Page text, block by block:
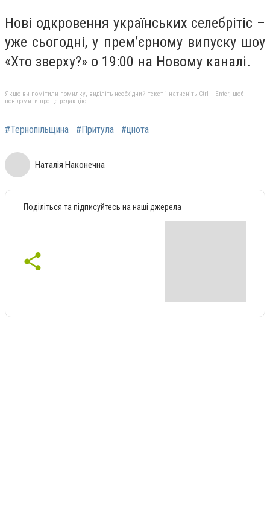
Нові одкровення українських селебрітіс –
уже сьогодні, у прем’єрному випуску шоу
«Хто зверху?» о 19:00 на Новому каналі.
Якщо ви помітили помилку, виділіть необхідний текст і натисніть Ctrl + Enter, щоб
повідомити про це редакцію
#Тернопільщина #Притула #цнота
Наталія Наконечна
Поділіться та підписуйтесь на наші джерела